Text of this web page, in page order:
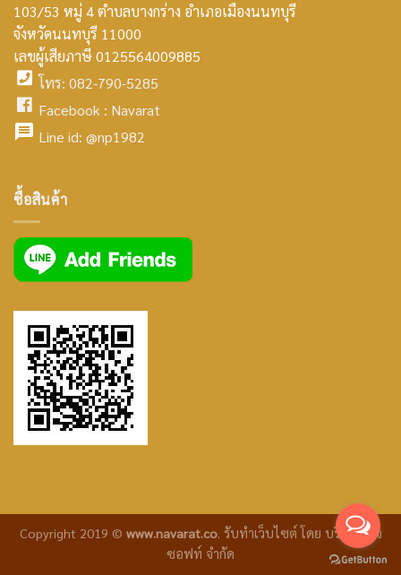
smt2
home
icon
103/53 หมู่ 4 ตำบลบางกร่าง อำเภอเมืองนนทบุรี
จังหวัดนนทบุรี 11000
เลขผู้เสียภาษี 0125564009885
facebook
icon
โทร: 082-790-5285
facebook
Facebook : Navarat
icon
Line id: @np1982
ซื้อสินค้า
Copyright 2019 © www.navarat.co. รับทำเว็บไซต์โดย บริษัท ซีเจ
ซอฟท์ จำกัด